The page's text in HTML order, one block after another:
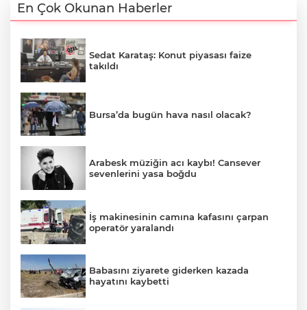
En Çok Okunan Haberler
Sedat Karataş: Konut piyasası faize
takıldı
Bursa’da bugün hava nasıl olacak?
Arabesk müziğin acı kaybı! Cansever
sevenlerini yasa boğdu
İş makinesinin camına kafasını çarpan
operatör yaralandı
Babasını ziyarete giderken kazada
hayatını kaybetti